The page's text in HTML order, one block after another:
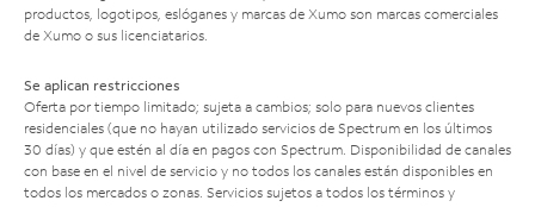
productos, logotipos, eslóganes y marcas de Xumo son marcas comerciales
de Xumo o sus licenciatarios.
Se aplican restricciones
Oferta por tiempo limitado; sujeta a cambios; solo para nuevos clientes
residenciales (que no hayan utilizado servicios de Spectrum en los últimos
30 días) y que estén al día en pagos con Spectrum. Disponibilidad de canales
con base en el nivel de servicio y no todos los canales están disponibles en
todos los mercados o zonas. Servicios sujetos a todos los términos y